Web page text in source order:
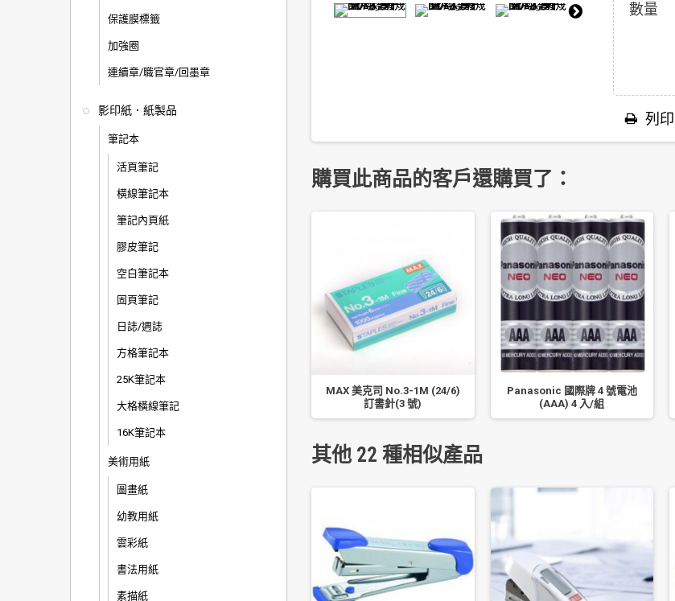
保護膜標籤
加強圈
連續章/職官章/回墨章
影印紙．紙製品
筆記本
活頁筆記
橫線筆記本
筆記內頁紙
膠皮筆記
空白筆記本
固頁筆記
日誌/週誌
方格筆記本
25K筆記本
大格橫線筆記
16K筆記本
美術用紙
圖畫紙
幼教用紙
雲彩紙
書法用紙
素描紙
數量
列印
購買此商品的客戶還購買了：
水/合成糊/50cc
MAX 美克司 No.3-1M (24/6)
訂書針(3 號)
Panasonic 國際牌 4 號電池
(AAA) 4 入/組
其他 22 種相似產品